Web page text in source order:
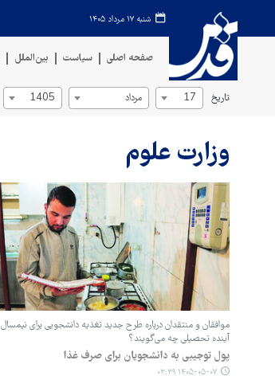
شنبه ۱۷ مرداد ۱۴۰۵
صفحه اصلی سیاست بین‌الملل
تاریخ 17 مرداد 1405
وزارت علوم
موافقان و منتقدان درباره طرح جدید تغذیه دانشجویی برای نیمسال
آینده تحصیلی چه می‌گویند؟
پول توجیبی به دانشجویان برای صرف غذا
۱۴۰۵-۰۵-۰۷ ۰۳:۳۹